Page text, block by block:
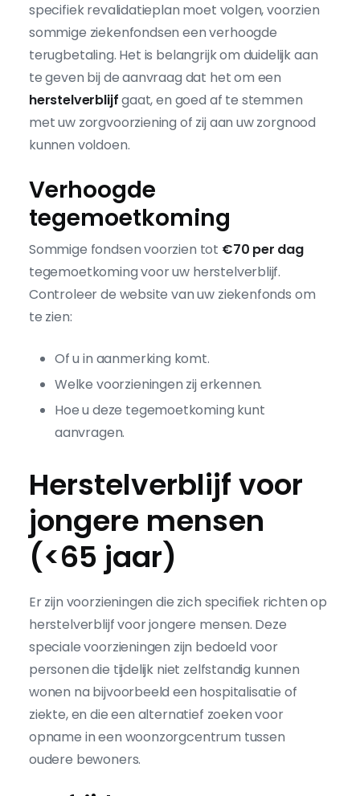
specifiek revalidatieplan moet volgen, voorzien
sommige ziekenfondsen een verhoogde
terugbetaling. Het is belangrijk om duidelijk aan
te geven bij de aanvraag dat het om een
herstelverblijfgaat, en goed af te stemmen
met uw zorgvoorziening of zij aan uw zorgnood
kunnen voldoen.
Verhoogde
tegemoetkoming
Sommige fondsen voorzien tot €70 per dag
tegemoetkoming voor uw herstelverblijf.
Controleer de website van uw ziekenfonds om
te zien:
Of u in aanmerking komt.
Welke voorzieningen zij erkennen.
Hoe u deze tegemoetkoming kunt
aanvragen.
Herstelverblijf voor
jongere mensen
(<65 jaar)
Er zijn voorzieningen die zich specifiek richten op
herstelverblijf voor jongere mensen. Deze
speciale voorzieningen zijn bedoeld voor
personen die tijdelijk niet zelfstandig kunnen
wonen na bijvoorbeeld een hospitalisatie of
ziekte, en die een alternatief zoeken voor
opname in een woonzorgcentrum tussen
oudere bewoners.